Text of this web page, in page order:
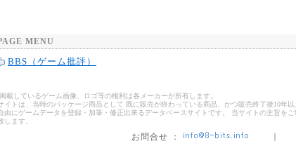
MENU
BBS（ゲーム批評）
載しているゲーム画像、ロゴ等の権利は各メーカーが所有します。
イトは、当時のパッケージ商品として 既に販売が終わっている商品、かつ販売終了後10年
由にゲームデータを登録・加筆・修正出来るデータベースサイトです。 当サイトの主旨を
します。
お問合せ ：